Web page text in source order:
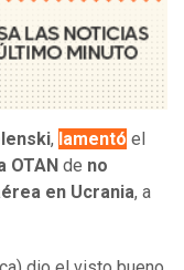
, lamentó el
OTAN de no
en Ucrania, a